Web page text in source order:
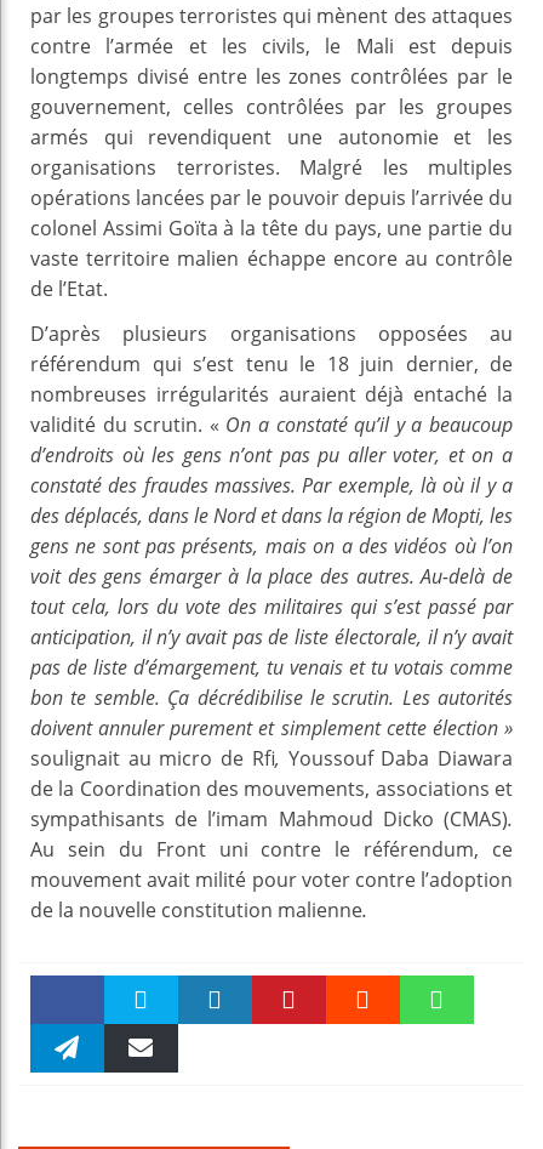
par les groupes terroristes qui mènent des attaques
contre l’armée et les civils, le Mali est depuis
longtemps divisé entre les zones contrôlées par le
gouvernement, celles contrôlées par les groupes
armés qui revendiquent une autonomie et les
organisations terroristes. Malgré les multiples
opérations lancées par le pouvoir depuis l’arrivée du
colonel Assimi Goïta à la tête du pays, une partie du
vaste territoire malien échappe encore au contrôle
de l’Etat.
D’après plusieurs organisations opposées au
référendum qui s’est tenu le 18 juin dernier, de
nombreuses irrégularités auraient déjà entaché la
validité du scrutin. « On a constaté qu’il y a beaucoup
d’endroits où les gens n’ont pas pu aller voter, et on a
constaté des fraudes massives. Par exemple, là où il y a
des déplacés, dans le Nord et dans la région de Mopti, les
gens ne sont pas présents, mais on a des vidéos où l’on
voit des gens émarger à la place des autres. Au-delà de
tout cela, lors du vote des militaires qui s’est passé par
anticipation, il n’y avait pas de liste électorale, il n’y avait
pas de liste d’émargement, tu venais et tu votais comme
bon te semble. Ça décrédibilise le scrutin. Les autorités
doivent annuler purement et simplement cette élection »
soulignait au micro de Rfi, Youssouf Daba Diawara
de la Coordination des mouvements, associations et
sympathisants de l’imam Mahmoud Dicko (CMAS).
Au sein du Front uni contre le référendum, ce
mouvement avait milité pour voter contre l’adoption
de la nouvelle constitution malienne.
Faceboo Twitter